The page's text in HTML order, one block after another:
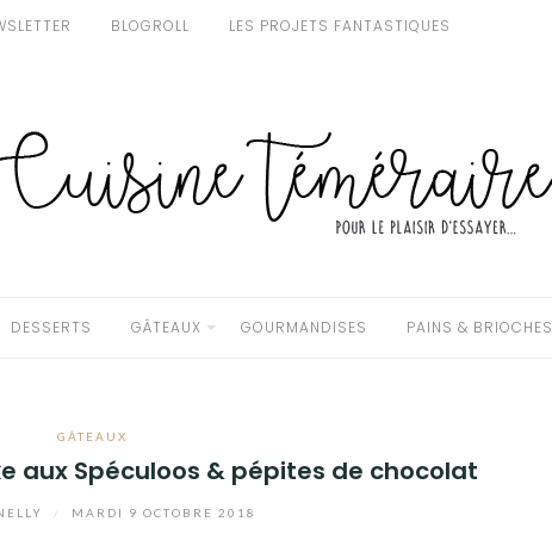
BLOGROLL LES PROJETS FANTASTIQUES
DESSERTS GÂTEAUX GOURMANDISES PAINS & BRIOCHES
GÂTEAUX
aux Spéculoos & pépites de chocolat
MARDI 9 OCTOBRE 2018